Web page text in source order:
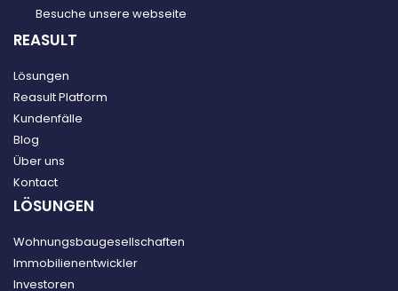
Besuche unsere webseite
REASULT
Lösungen
Reasult Platform
Kundenfälle
Blog
Über uns
Kontact
LÖSUNGEN
Wohnungsbaugesellschaften
Immobilienentwickler
Investoren